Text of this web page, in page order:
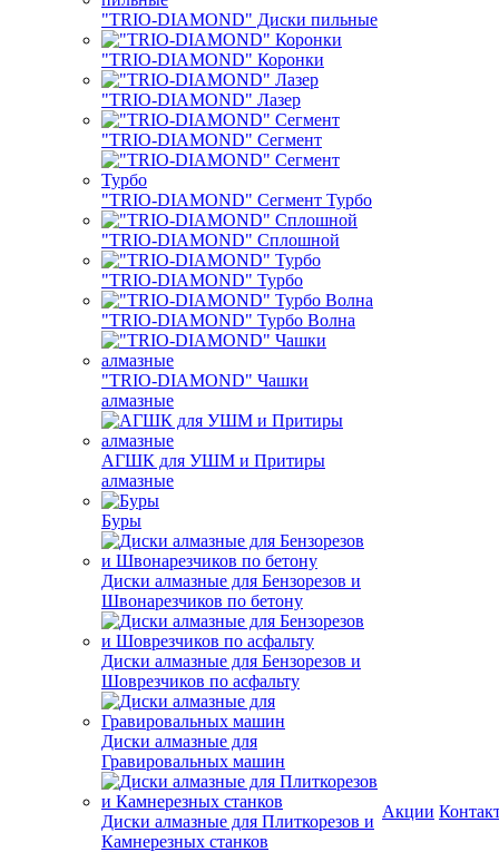
"TRIO-DIAMOND" Диски пильные
"TRIO-DIAMOND" Коронки
"TRIO-DIAMOND" Лазер
"TRIO-DIAMOND" Сегмент
"TRIO-DIAMOND" Сегмент Турбо
"TRIO-DIAMOND" Сплошной
"TRIO-DIAMOND" Турбо
"TRIO-DIAMOND" Турбо Волна
"TRIO-DIAMOND" Чашки
алмазные
АГШК для УШМ и Притиры
алмазные
Буры
Диски алмазные для Бензорезов и
Швонарезчиков по бетону
Диски алмазные для Бензорезов и
Шоврезчиков по асфальту
Диски алмазные для
Гравировальных машин
Диски алмазные для Плиткорезов и
Камнерезных станков
Акции